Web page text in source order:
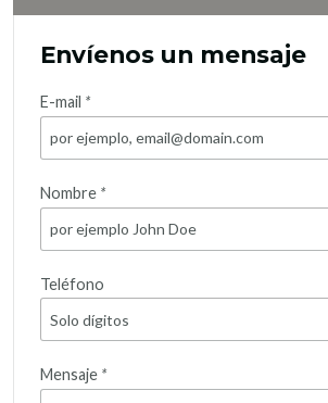
Envíenos un mensaje
E-mail *
Nombre *
Teléfono
Mensaje *